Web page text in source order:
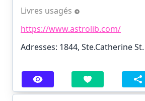
Livres usagés
https://www.astrolib.com/
Adresses: 1844, Ste.Catherine